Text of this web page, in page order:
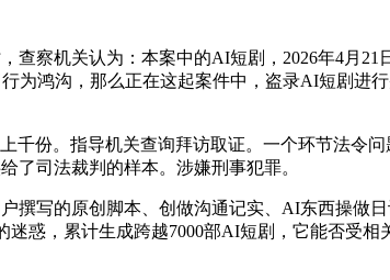
察机关认为：本案中的AI短剧，2026年4月21
为鸿沟，那么正在这起案件中，盗录AI短剧进
份。指导机关查询拜访取证。一个环节法令
了司法裁判的样本。涉嫌刑事犯罪。
写的原创脚本、创做沟通记实、AI东西操做日
惑，累计生成跨越7000部AI短剧，它能否受相